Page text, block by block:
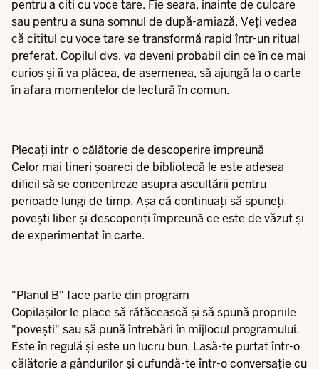
pentru a citi cu voce tare. Fie seara, înainte de culcare
sau pentru a suna somnul de după-amiază. Veți vedea
că cititul cu voce tare se transformă rapid într-un ritual
preferat. Copilul dvs. va deveni probabil din ce în ce mai
curios și îi va plăcea, de asemenea, să ajungă la o carte
în afara momentelor de lectură în comun.
Plecați într-o călătorie de descoperire împreună
Celor mai tineri șoareci de bibliotecă le este adesea
dificil să se concentreze asupra ascultării pentru
perioade lungi de timp. Așa că continuați să spuneți
povești liber și descoperiți împreună ce este de văzut și
de experimentat în carte.
"Planul B" face parte din program
Copilașilor le place să rătăcească și să spună propriile
"povești" sau să pună întrebări în mijlocul programului.
Este în regulă și este un lucru bun. Lasă-te purtat într-o
călătorie a gândurilor și cufundă-te într-o conversație cu